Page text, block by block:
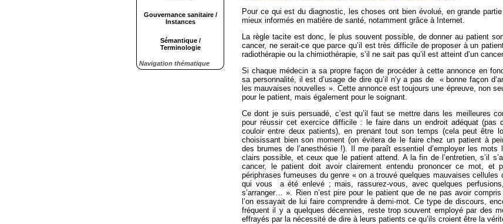
Gouvernance sanitaire /
Instances
Sémantique /
Terminologie
Navigation thématique
Pour ce qui est du diagnostic, les choses ont bien évolué, en grande
mieux informés en matière de santé, notamment grâce à Internet.
La règle tacite est donc, le plus souvent possible, de donner au patient
cancer, ne serait-ce que parce qu’il est très difficile de proposer à un
radiothérapie ou la chimiothérapie, s’il ne sait pas qu’il est atteint d’un
Si chaque médecin a sa propre façon de procéder à cette annonce en
sa personnalité, il est d’usage de dire qu’il n’y a pas de « bonne façon
les mauvaises nouvelles ». Cette annonce est toujours une épreuve, non
pour le patient, mais également pour le soignant.
Ce dont je suis persuadé, c’est qu’il faut se mettre dans les meilleures
pour réussir cet exercice difficile : le faire dans un endroit adéquat (pas
couloir entre deux patients), en prenant tout son temps (cela peut être
choisissant bien son moment (on évitera de le faire chez un patient à
des brumes de l’anesthésie !). Il me paraît essentiel d’employer les mots
clairs possible, et ceux que le patient attend. A la fin de l’entretien, s’il
cancer, le patient doit avoir clairement entendu prononcer ce mot, et
périphrases fumeuses du genre « on a trouvé quelques mauvaises cellules
qui vous a été enlevé ; mais, rassurez-vous, avec quelques
s’arranger… ». Rien n’est pire pour le patient que de ne pas avoir
l’on essayait de lui faire comprendre à demi-mot. Ce type de discours,
fréquent il y a quelques décennies, reste trop souvent employé par des
effrayés par la nécessité de dire à leurs patients ce qu’ils croient être la